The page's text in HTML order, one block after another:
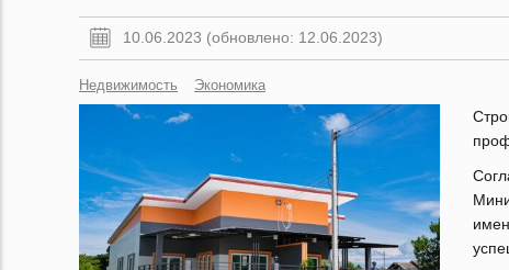
10.06.2023 (обновлено: 12.06.2023)
Недвижимость Экономика